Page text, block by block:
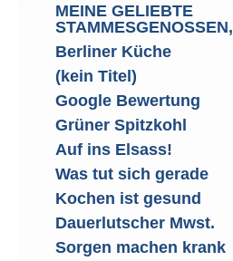
MEINE GELIEBTE
STAMMESGENOSSEN,
Berliner Küche
(kein Titel)
Google Bewertung
Grüner Spitzkohl
Auf ins Elsass!
Was tut sich gerade
Kochen ist gesund
Dauerlutscher Mwst.
Sorgen machen krank